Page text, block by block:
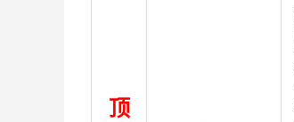
顶